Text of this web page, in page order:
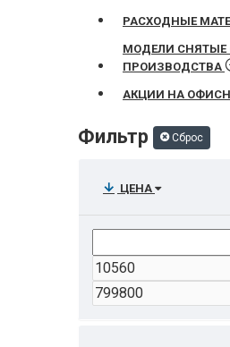
РАСХОДНЫЕ
МОДЕЛИ СНЯТЫЕ
ПРОИЗВОДСТВА
АКЦИИ НА
Фильтр Сброс
ЦЕНА